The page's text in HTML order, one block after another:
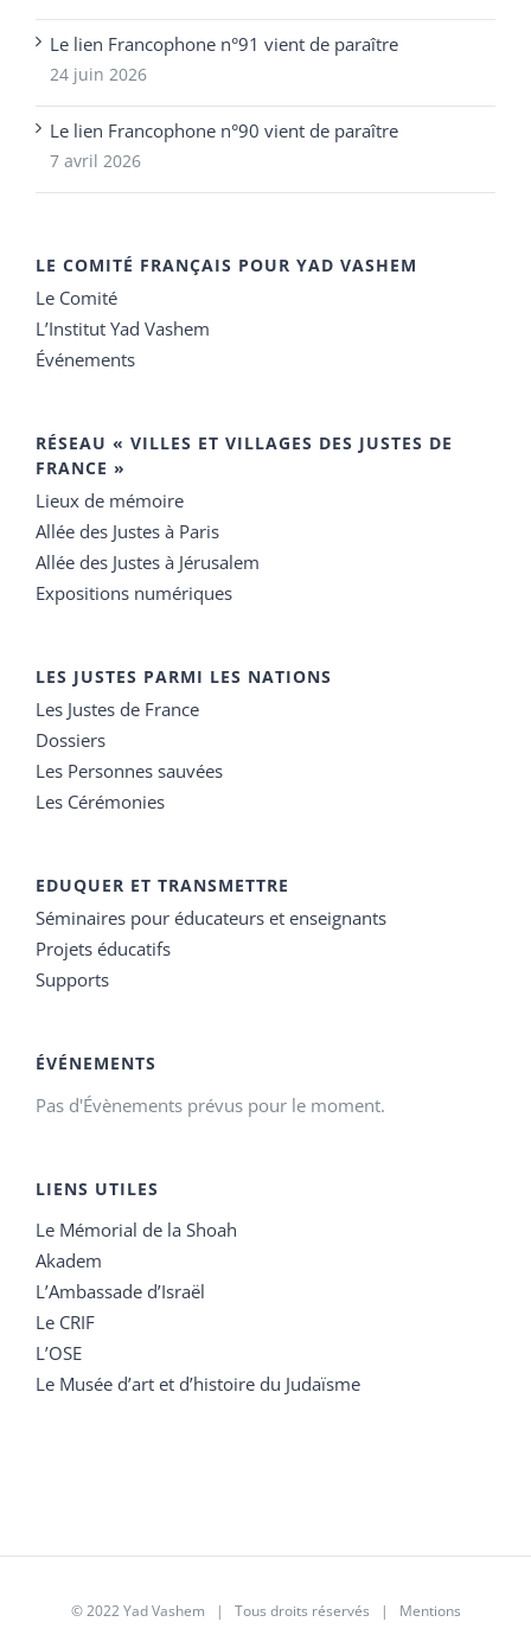
Le lien Francophone n°91 vient de paraître
24 juin 2026
Le lien Francophone n°90 vient de paraître
7 avril 2026
LE COMITÉ FRANÇAIS POUR YAD VASHEM
Le Comité
L’Institut Yad Vashem
Événements
RÉSEAU « VILLES ET VILLAGES DES JUSTES DE
FRANCE »
Lieux de mémoire
Allée des Justes à Paris
Allée des Justes à Jérusalem
Expositions numériques
LES JUSTES PARMI LES NATIONS
Les Justes de France
Dossiers
Les Personnes sauvées
Les Cérémonies
EDUQUER ET TRANSMETTRE
Séminaires pour éducateurs et enseignants
Projets éducatifs
Supports
ÉVÉNEMENTS
Pas d'Évènements prévus pour le moment.
LIENS UTILES
Le Mémorial de la Shoah
Akadem
L’Ambassade d’Israël
Le CRIF
L’OSE
Le Musée d’art et d’histoire du Judaïsme
© 2022 Yad Vashem | Tous droits réservés | Mentions